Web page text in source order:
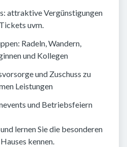
attraktive Vergünstigungen
uvm.
Radeln, Wandern,
und Kollegen
und Zuschuss zu
Leistungen
und Betriebsfeiern
lernen Sie die besonderen
kennen.